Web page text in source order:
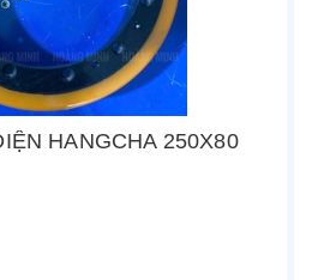
HANGCHA 250X80